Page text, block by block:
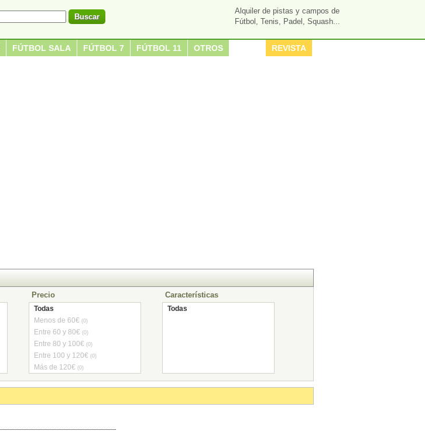
Alquiler de pistas y campos de
Fútbol, Tenis, Padel, Squash...
FÚTBOL SALA FÚTBOL 7 FÚTBOL 11 OTROS REVISTA
Precio
Todas
Menos de 60€ (0)
Entre 60 y 80€ (0)
Entre 80 y 100€ (0)
Entre 100 y 120€ (0)
Más de 120€ (0)
Características
Todas